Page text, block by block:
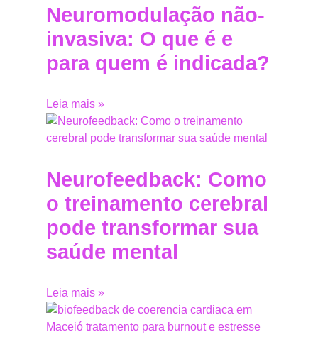
Neuromodulação não-
invasiva: O que é e
para quem é indicada?
Leia mais »
Neurofeedback: Como
o treinamento cerebral
pode transformar sua
saúde mental
Leia mais »